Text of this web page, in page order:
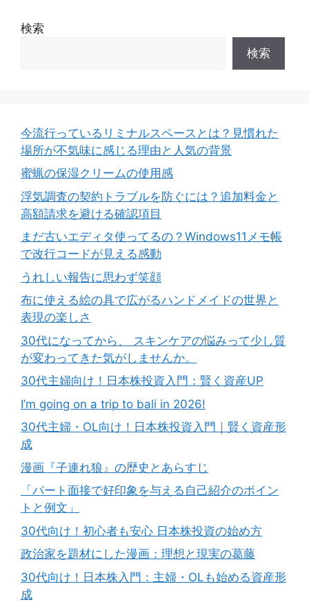
検索
検索
今流行っているリミナルスペースとは？見慣れた
場所が不気味に感じる理由と人気の背景
蜜蝋の保湿クリームの使用感
浮気調査の契約トラブルを防ぐには？追加料金と
高額請求を避ける確認項目
まだ古いエディタ使ってるの？Windows11メモ帳
で改行コードが見える感動
うれしい報告に思わず笑顔
布に使える絵の具で広がるハンドメイドの世界と
表現の楽しさ
30代になってから、 スキンケアの悩みって少し質
が変わってきた気がしませんか。
30代主婦向け！日本株投資入門：賢く資産UP
I’m going on a trip to bali in 2026!
30代主婦・OL向け！日本株投資入門｜賢く資産形
成
漫画『子連れ狼』の歴史とあらすじ
「パート面接で好印象を与える自己紹介のポイン
トと例文」
30代向け！初心者も安心 日本株投資の始め方
政治家を題材にした漫画：理想と現実の葛藤
30代向け！日本株入門：主婦・OLも始める資産形
成